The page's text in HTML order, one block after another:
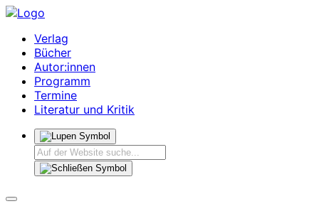
Verlag
Bücher
Autor:innen
Programm
Termine
Literatur und Kritik